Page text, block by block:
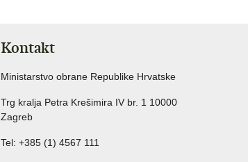
Kontakt
Ministarstvo obrane Republike Hrvatske
Trg kralja Petra Krešimira IV br. 1 10000
Zagreb
Tel: +385 (1) 4567 111